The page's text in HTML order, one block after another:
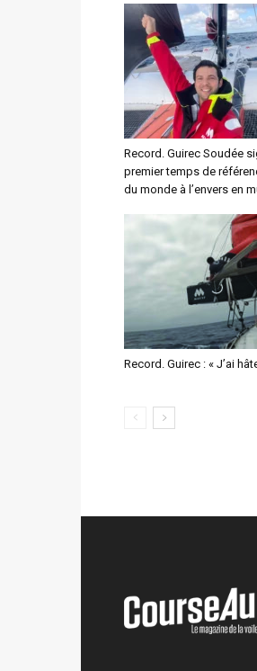
Record. Guirec Soudée
premier temps de
du monde à l’envers en
Record. Guirec : « J’ai